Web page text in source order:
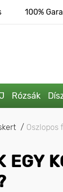
100%
Rózsák
Oszlopos
EGY